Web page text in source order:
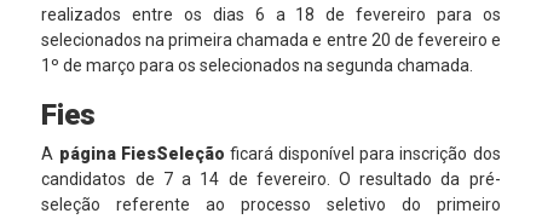
realizados entre os dias 6 a 18 de fevereiro para os
selecionados na primeira chamada e entre 20 de fevereiro e
1º de março para os selecionados na segunda chamada.
Fies
A página FiesSeleção ficará disponível para inscrição dos
candidatos de 7 a 14 de fevereiro. O resultado da pré-
seleção referente ao processo seletivo do primeiro